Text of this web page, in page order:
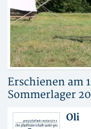
Erschienen am
Sommerlager
Oli